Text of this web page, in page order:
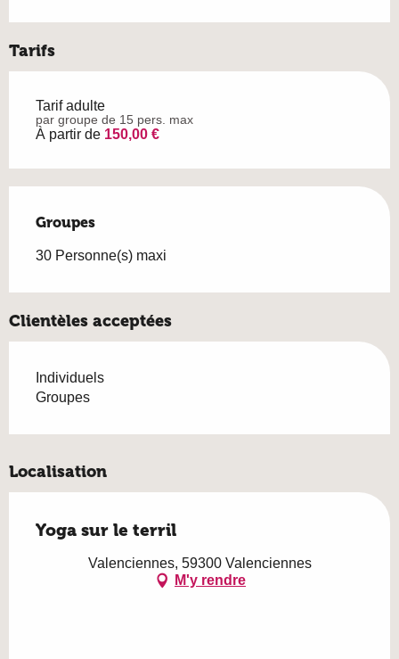
Tarifs
Tarif adulte
par groupe de 15 pers. max
À partir de 150,00 €
Groupes
Groupes
30 Personne(s) maxi
Clientèles acceptées
Individuels
Groupes
Localisation
Yoga sur le terril
Valenciennes, 59300 Valenciennes
M'y rendre